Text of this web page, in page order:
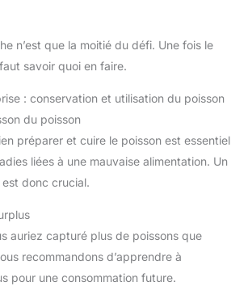
n’est que la moitié du défi. Une fois le
savoir quoi en faire.
: conservation et utilisation du poisson
du poisson
préparer et cuire le poisson est essentiel
liées à une mauvaise alimentation. Un
donc crucial.
auriez capturé plus de poissons que
recommandons d’apprendre à
pour une consommation future.